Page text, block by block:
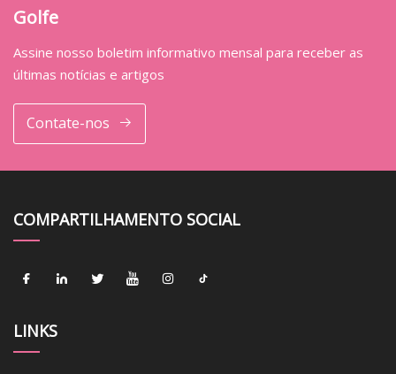
Golfe
Assine nosso boletim informativo mensal para receber as
últimas notícias e artigos
Contate-nos
COMPARTILHAMENTO SOCIAL
LINKS